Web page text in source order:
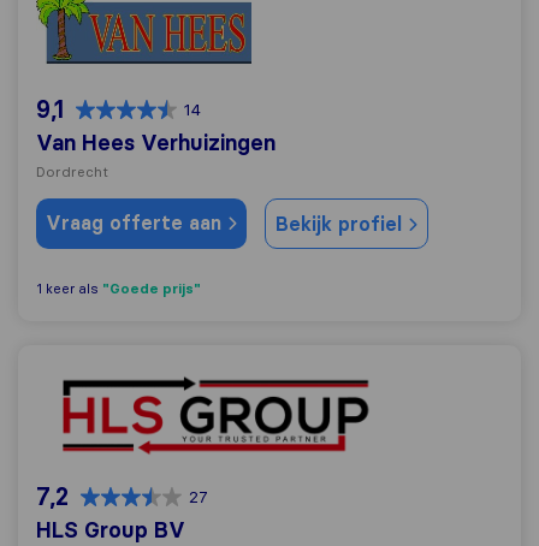
9,1 14
Van Hees Verhuizingen
Dordrecht
Vraag offerte aan Bekijk profiel
1 keer als "Goede prijs"
HLS Group BV
7,2 27
HLS Group BV